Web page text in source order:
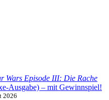
Wars Episode III: Die Rache
Ausgabe) – mit Gewinnspiel!
2026